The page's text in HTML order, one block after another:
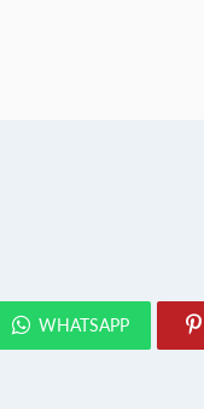
WHATSAPP